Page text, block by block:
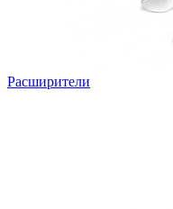
Расширители